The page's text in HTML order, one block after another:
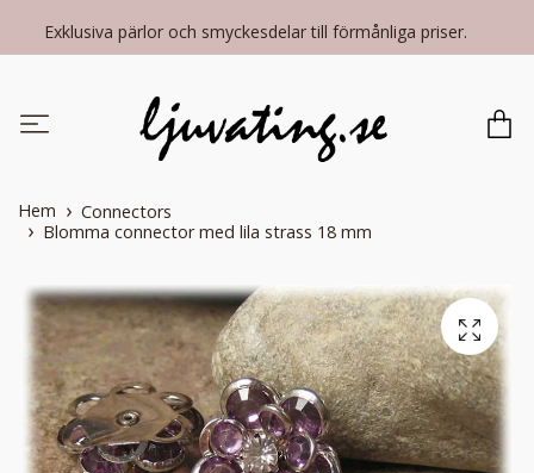
Exklusiva pärlor och smyckesdelar till förmånliga priser.
Hem
Connectors
Blomma connector med lila strass 18 mm